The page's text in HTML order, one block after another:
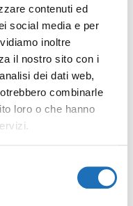
contenuti ed
social media e per
inoltre
il nostro sito con i
dei dati web,
combinarle
loro o che hanno
Cesenatico